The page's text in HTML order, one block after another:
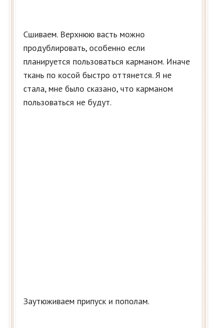
Сшиваем. Верхнюю васть можно
продублировать, особенно если
планируется пользоваться карманом. Иначе
ткань по косой быстро оттянется. Я не
стала, мне было сказано, что карманом
пользоваться не будут.
Заутюживаем припуск и пополам.